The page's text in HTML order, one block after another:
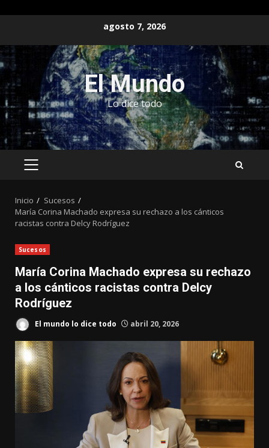
contenido
agosto 7, 2026
El Mundo
Lo dice todo
MENÚ
Inicio
Sucesos
María Corina Machado expresa su rechazo a los cánticos
racistas contra Delcy Rodríguez
Sucesos
María Corina Machado expresa su rechazo
a los cánticos racistas contra Delcy
Rodríguez
El mundo lo dice todo abril 20, 2026